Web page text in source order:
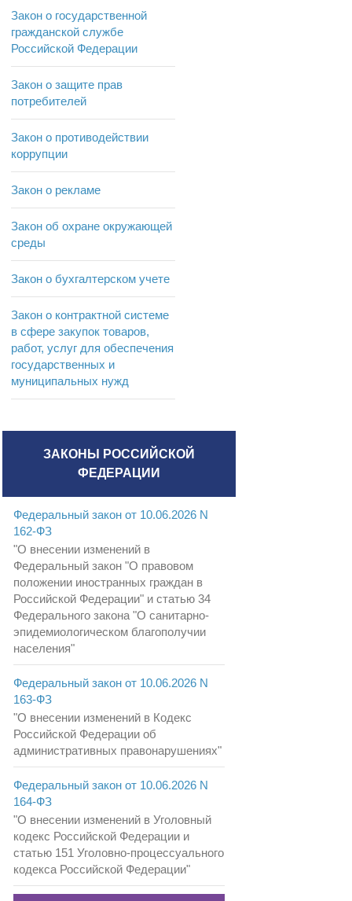
Закон о государственной
гражданской службе
Российской Федерации
Закон о защите прав
потребителей
Закон о противодействии
коррупции
Закон о рекламе
Закон об охране окружающей
среды
Закон о бухгалтерском учете
Закон о контрактной системе
в сфере закупок товаров,
работ, услуг для обеспечения
государственных и
муниципальных нужд
ЗАКОНЫ РОССИЙСКОЙ
ФЕДЕРАЦИИ
Федеральный закон от 10.06.2026 N
162-ФЗ
"О внесении изменений в
Федеральный закон "О правовом
положении иностранных граждан в
Российской Федерации" и статью 34
Федерального закона "О санитарно-
эпидемиологическом благополучии
населения"
Федеральный закон от 10.06.2026 N
163-ФЗ
"О внесении изменений в Кодекс
Российской Федерации об
административных правонарушениях"
Федеральный закон от 10.06.2026 N
164-ФЗ
"О внесении изменений в Уголовный
кодекс Российской Федерации и
статью 151 Уголовно-процессуального
кодекса Российской Федерации"